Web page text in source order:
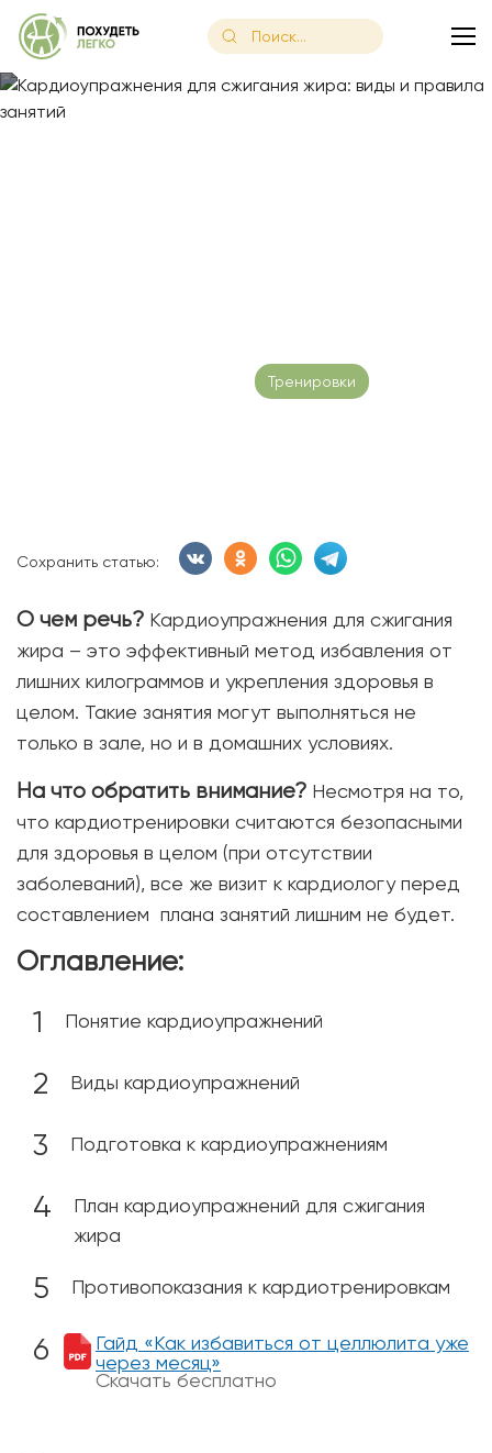
Тренировки
Сохранить статью:
О чем речь? Кардиоупражнения для сжигания
жира – это эффективный метод избавления от
лишних килограммов и укрепления здоровья в
целом. Такие занятия могут выполняться не
только в зале, но и в домашних условиях.
На что обратить внимание? Несмотря на то,
что кардиотренировки считаются безопасными
для здоровья в целом (при отсутствии
заболеваний), все же визит к кардиологу перед
составлением плана занятий лишним не будет.
Оглавление:
Понятие кардиоупражнений
Виды кардиоупражнений
Подготовка к кардиоупражнениям
План кардиоупражнений для сжигания
жира
Противопоказания к кардиотренировкам
Гайд «Как избавиться от целлюлита уже
через месяц»
Скачать бесплатно